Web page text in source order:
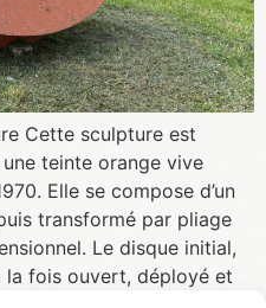
Cette sculpture est
teinte orange vive
Elle se compose d’un
transformé par pliage
Le disque initial,
fois ouvert, déployé et